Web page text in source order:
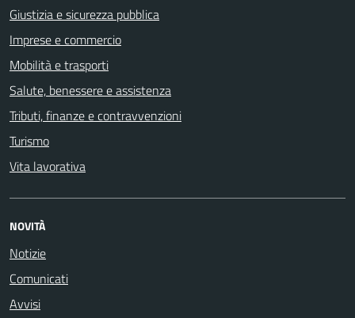
Giustizia e sicurezza pubblica
Imprese e commercio
Mobilità e trasporti
Salute, benessere e assistenza
Tributi, finanze e contravvenzioni
Turismo
Vita lavorativa
NOVITÀ
Notizie
Comunicati
Avvisi